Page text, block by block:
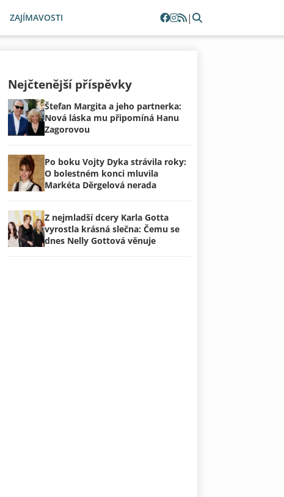
ZAJÍMAVOSTI |
Nejčtenější příspěvky
Štefan Margita a jeho partnerka:
Nová láska mu připomíná Hanu
Zagorovou
Po boku Vojty Dyka strávila roky:
O bolestném konci mluvila
Markéta Děrgelová nerada
Z nejmladší dcery Karla Gotta
vyrostla krásná slečna: Čemu se
dnes Nelly Gottová věnuje